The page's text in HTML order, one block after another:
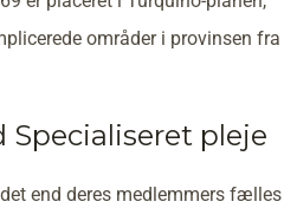
områder i provinsen fra
Specialiseret pleje
end deres medlemmers fælles